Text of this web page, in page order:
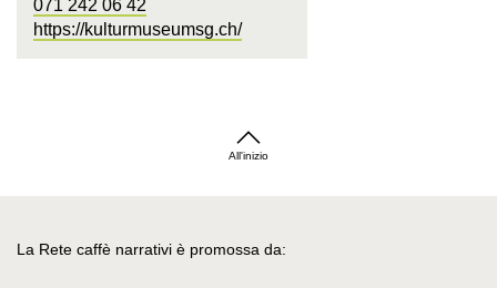
071 242 06 42
https://kulturmuseumsg.ch/
All'inizio
La Rete caffè narrativi è promossa da: